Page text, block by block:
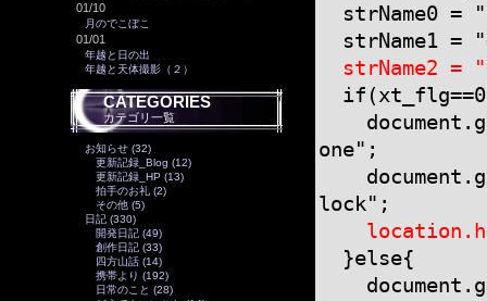
01/10
月のでこぼこ
01/01
年越と日の出
年越と天体撮影（２）
CATEGORIES
カテゴリ一覧
お知らせ (32)
更新記録_Blog (12)
更新記録_HP (13)
拍手のお礼 (2)
その他 (5)
日記 (330)
開発日記 (49)
創作日記 (33)
四方山話 (14)
携帯より (192)
日常のこと (28)
strName0 =
strName1 =
strName2 =
one";
lock";
}else{